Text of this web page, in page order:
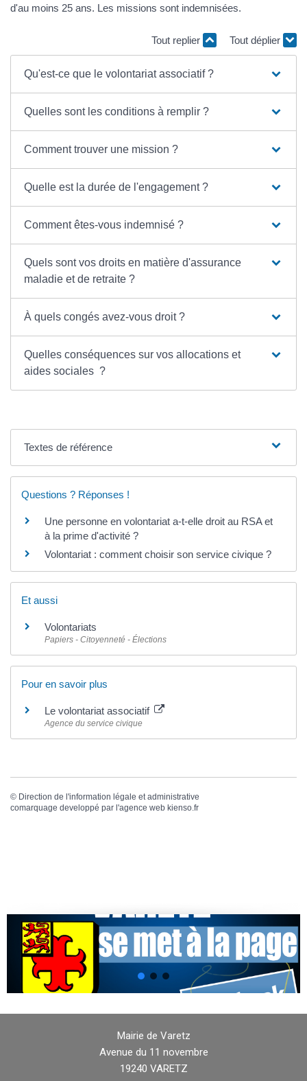
d'au moins 25 ans. Les missions sont indemnisées.
Tout replier Tout déplier
Qu'est-ce que le volontariat associatif ?
Quelles sont les conditions à remplir ?
Comment trouver une mission ?
Quelle est la durée de l'engagement ?
Comment êtes-vous indemnisé ?
Quels sont vos droits en matière d'assurance
maladie et de retraite ?
À quels congés avez-vous droit ?
Quelles conséquences sur vos allocations et
aides sociales ?
Textes de référence
Questions ? Réponses !
Une personne en volontariat a-t-elle droit au RSA et
à la prime d'activité ?
Volontariat : comment choisir son service civique ?
Et aussi
Volontariats
Papiers - Citoyenneté - Élections
Pour en savoir plus
Le volontariat associatif
Agence du service civique
© Direction de l'information légale et administrative
comarquage developpé par l'agence web kienso.fr
Mairie de Varetz
Avenue du 11 novembre
19240 VARETZ